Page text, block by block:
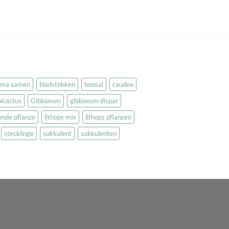
samen bladstekken bonsai
caudex
Gibbaeum
gibbaeum dispar
pflanze lithops mix
lithops pflanzen
stecklinge sukkulent
sukkulenten